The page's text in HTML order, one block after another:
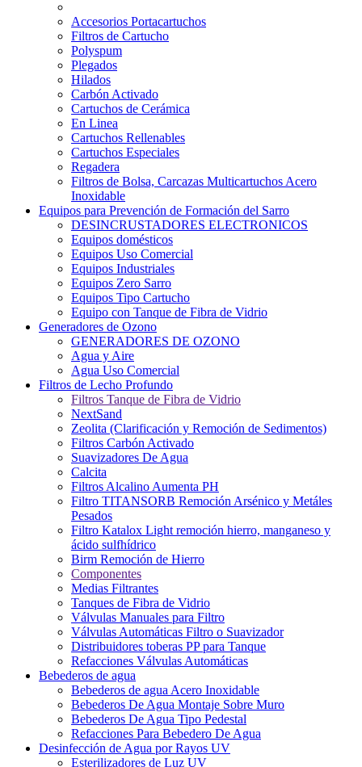
Accesorios Portacartuchos
Filtros de Cartucho
Polyspum
Plegados
Hilados
Carbón Activado
Cartuchos de Cerámica
En Linea
Cartuchos Rellenables
Cartuchos Especiales
Regadera
Filtros de Bolsa, Carcazas Multicartuchos Acero
Inoxidable
Equipos para Prevención de Formación del Sarro
DESINCRUSTADORES ELECTRONICOS
Equipos domésticos
Equipos Uso Comercial
Equipos Industriales
Equipos Zero Sarro
Equipos Tipo Cartucho
Equipo con Tanque de Fibra de Vidrio
Generadores de Ozono
GENERADORES DE OZONO
Agua y Aire
Agua Uso Comercial
Filtros de Lecho Profundo
Filtros Tanque de Fibra de Vidrio
NextSand
Zeolita (Clarificación y Remoción de Sedimentos)
Filtros Carbón Activado
Suavizadores De Agua
Calcita
Filtros Alcalino Aumenta PH
Filtro TITANSORB Remoción Arsénico y Metáles
Pesados
Filtro Katalox Light remoción hierro, manganeso y
ácido sulfhídrico
Birm Remoción de Hierro
Componentes
Medias Filtrantes
Tanques de Fibra de Vidrio
Válvulas Manuales para Filtro
Válvulas Automáticas Filtro o Suavizador
Distribuidores toberas PP para Tanque
Refacciones Válvulas Automáticas
Bebederos de agua
Bebederos de agua Acero Inoxidable
Bebederos De Agua Montaje Sobre Muro
Bebederos De Agua Tipo Pedestal
Refacciones Para Bebedero De Agua
Desinfección de Agua por Rayos UV
Esterilizadores de Luz UV